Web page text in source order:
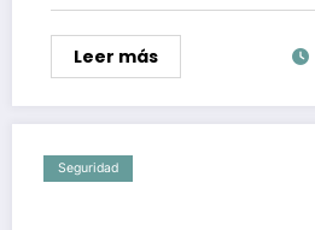
Leer más
Seguridad